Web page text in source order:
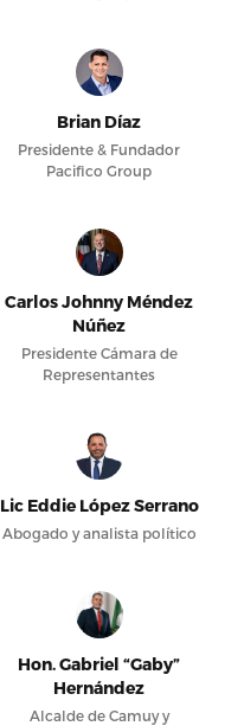
Brian Díaz
Presidente & Fundador
Pacifico Group
Carlos Johnny Méndez
Núñez
Presidente Cámara de
Representantes
Lic Eddie López Serrano
Abogado y analista político
Hon. Gabriel “Gaby”
Hernández
Alcalde de Camuy y